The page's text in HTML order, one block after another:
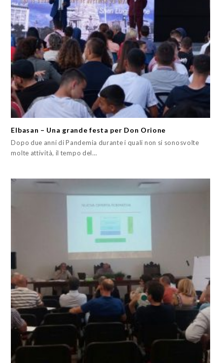
Elbasan – Una grande festa per Don Orione
Dopo due anni di Pandemia durante i quali non si sonosvolte
molte attività, il tempo del…